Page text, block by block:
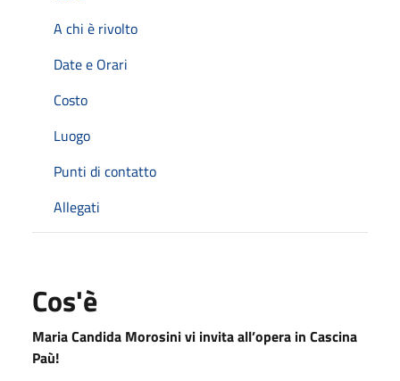
A chi è rivolto
Date e Orari
Costo
Luogo
Punti di contatto
Allegati
Cos'è
Maria Candida Morosini vi invita all’opera in Cascina
Paù!